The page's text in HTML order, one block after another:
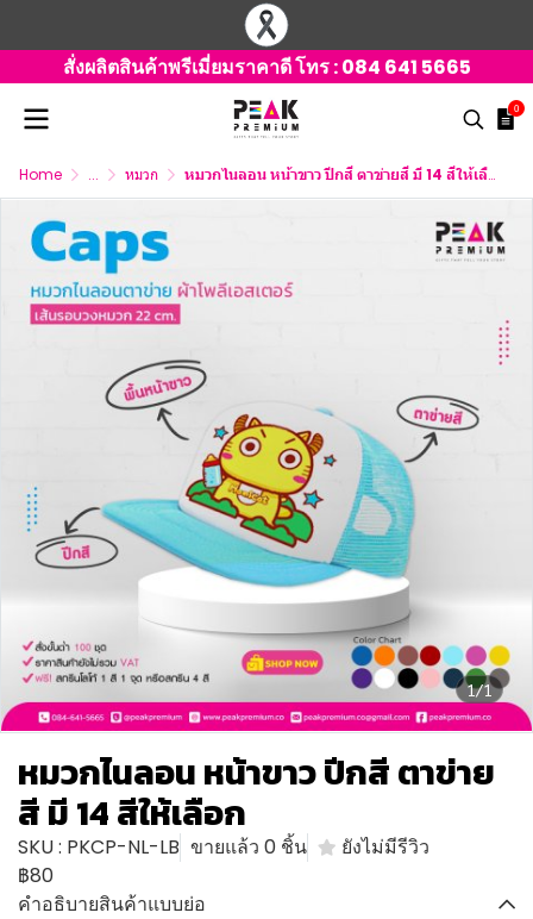
สั่งผลิตสินค้าพรีเมี่ยมราคาดี โทร :084 641 5665
0
Home ... หมวก หมวกไนลอน หน้าขาว ปีกสี ตาข่ายสี มี 14 สีให้เลือก
1/1
หมวกไนลอน หน้าขาว ปีกสี ตาข่าย
สี มี 14 สีให้เลือก
SKU : PKCP-NL-LB ขายแล้ว 0 ชิ้น
ยังไม่มีรีวิว
฿80
คำอธิบายสินค้าแบบย่อ